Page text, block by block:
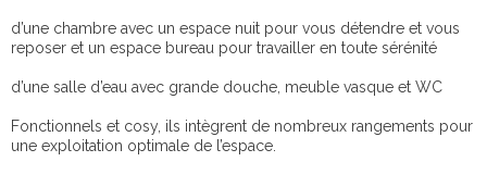
d’une chambre avec un espace nuit pour vous détendre et vous
reposer et un espace bureau pour travailler en toute sérénité
d’une salle d’eau avec grande douche, meuble vasque et WC
Fonctionnels et cosy, ils intègrent de nombreux rangements pour
une exploitation optimale de l’espace.